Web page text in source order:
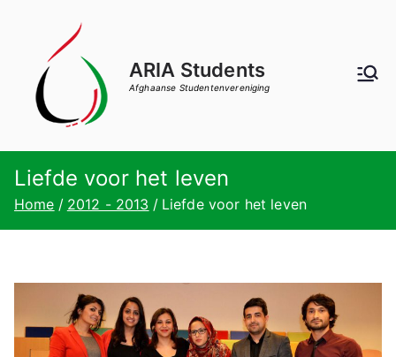
inhoud
ARIA Students
Afghaanse Studentenvereniging
Liefde voor het leven
Home 2012 - 2013 Liefde voor het leven